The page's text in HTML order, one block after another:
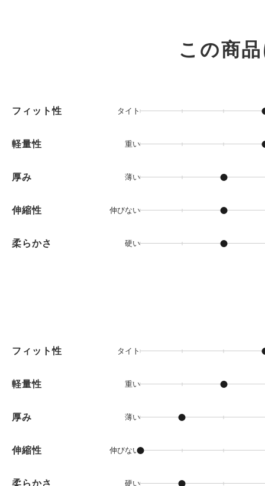
この商
フィット性 タイト
軽量性 重い
厚み 薄い
伸縮性 伸びない
柔らかさ 硬い
フィット性 タイト
軽量性 重い
厚み 薄い
伸縮性 伸びない
柔らかさ 硬い